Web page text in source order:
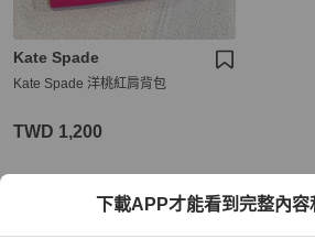
Kate Spade
Kate Spade 洋桃紅肩背包
TWD 1,200
本地
下載APP才能看到完整內容